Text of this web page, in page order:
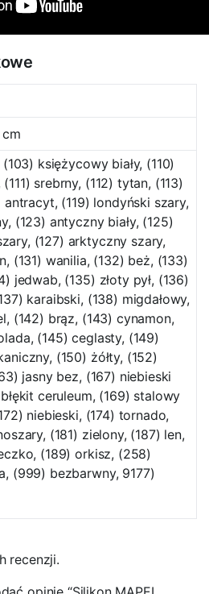
(103) księżycowy biały, (110)
srebrny, (112) tytan, (113)
antracyt, (119) londyński szary,
(123) antyczny biały, (125)
(127) arktyczny szary,
(131) wanilia, (132) beż, (133)
jedwab, (135) złoty pył, (136)
karaibski, (138) migdałowy,
(142) brąz, (143) cynamon,
(145) ceglasty, (149)
(150) żółty, (152)
jasny bez, (167) niebieski
ceruleum, (169) stalowy
niebieski, (174) tornado,
(181) zielony, (187) len,
(189) orkisz, (258)
(999) bezbarwny, 9177)
recenzji.